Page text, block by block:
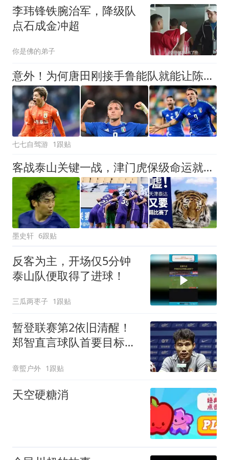
李玮锋铁腕治军，降级队
点石成金冲超
你是佛的弟子
意外！为何唐田刚接手鲁能队就能让陈蒲状态回升，引发球迷热议
七七自驾游 1跟贴
客战泰山关键一战，津门虎保级命运就此走向分水岭
墨史轩 6跟贴
反客为主，开场仅5分钟
泰山队便取得了进球！
三瓜两枣子 1跟贴
暂登联赛第2依旧清醒！
郑智直言球队首要目标保
章蠞户外 1跟贴
天空硬糖消